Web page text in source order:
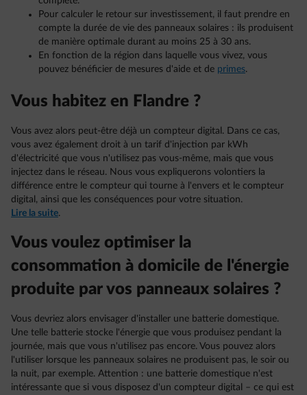
Pour calculer le retour sur investissement, il faut prendre en
compte la durée de vie des panneaux solaires : ils produisent
de manière optimale durant au moins 25 à 30 ans.
En fonction de la région dans laquelle vous vivez, vous
pouvez bénéficier de mesures d'aide et de primes.
Vous habitez en Flandre ?
Vous avez alors peut-être déjà un compteur digital. Dans ce cas,
vous avez également droit à un tarif d'injection par kWh
d'électricité que vous n'utilisez pas vous-même, mais que vous
injectez dans le réseau. Nous vous expliquerons volontiers la
différence entre le compteur qui tourne à l'envers et le compteur
digital, ainsi que les conséquences pour votre situation.
Lire la suite.
Vous voulez optimiser la
consommation à domicile de l'énergie
produite par vos panneaux solaires ?
Vous devriez alors envisager d'installer une batterie domestique.
Une telle batterie stocke l'énergie que vous produisez pendant la
journée, mais que vous n'utilisez pas encore. Vous pouvez alors
l'utiliser lorsque les panneaux solaires ne produisent pas, le soir ou
la nuit, par exemple. Attention : une batterie domestique n'est
intéressante que si vous disposez d'un compteur digital – ce qui est